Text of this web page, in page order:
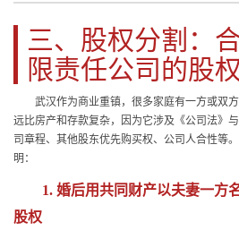
三、股权分割：
限责任公司的股
武汉作为商业重镇，很多家庭有一方或双
远比房产和存款复杂，因为它涉及《公司法》
司章程、其他股东优先购买权、公司人合性等
明：
1. 婚后用共同财产以夫妻一方
股权